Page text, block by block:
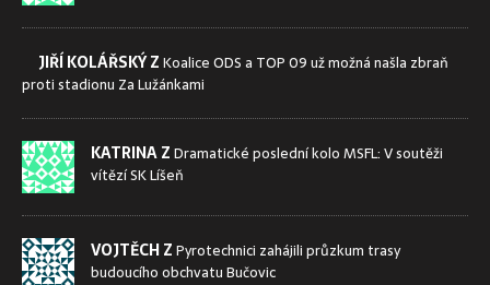
JIŘÍ KOLÁŘSKÝ ZKoalice ODS a TOP 09 už možná našla zbraň
proti stadionu Za Lužánkami
KATRINA ZDramatické poslední kolo MSFL: V soutěži
vítězí SK Líšeň
VOJTĚCH ZPyrotechnici zahájili průzkum trasy
budoucího obchvatu Bučovic